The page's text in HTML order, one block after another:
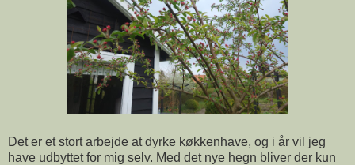
Det er et stort arbejde at dyrke køkkenhave, og i år vil jeg
have udbyttet for mig selv. Med det nye hegn bliver der kun